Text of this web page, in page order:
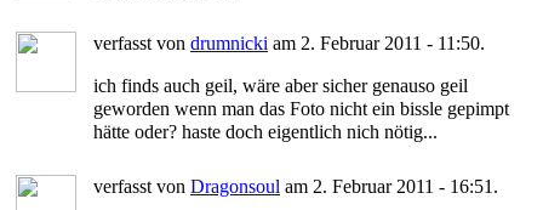
verfasst von drumnicki am 2. Februar 2011 - 11:50.
ich finds auch geil, wäre aber sicher genauso geil
geworden wenn man das Foto nicht ein bissle gepimpt
hätte oder? haste doch eigentlich nich nötig...
verfasst von Dragonsoul am 2. Februar 2011 - 16:51.